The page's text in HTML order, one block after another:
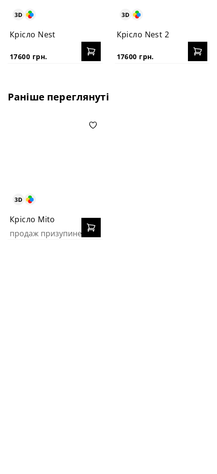
Крісло Nest
17600 грн.
Крісло Nest 2
17600 грн.
Раніше переглянуті
Крісло Mito
продаж призупинено